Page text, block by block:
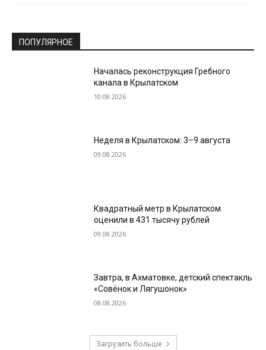
ПОПУЛЯРНОЕ
Началась реконструкция Гребного
канала в Крылатском
10.08.2026
Неделя в Крылатском: 3–9 августа
09.08.2026
Квадратный метр в Крылатском
оценили в 431 тысячу рублей
09.08.2026
Завтра, в Ахматовке, детский спектакль
«Совёнок и Лягушонок»
08.08.2026
Загрузить больше